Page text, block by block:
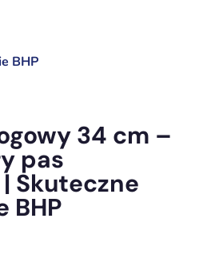
BHP
34 cm –
pas
Skuteczne
BHP